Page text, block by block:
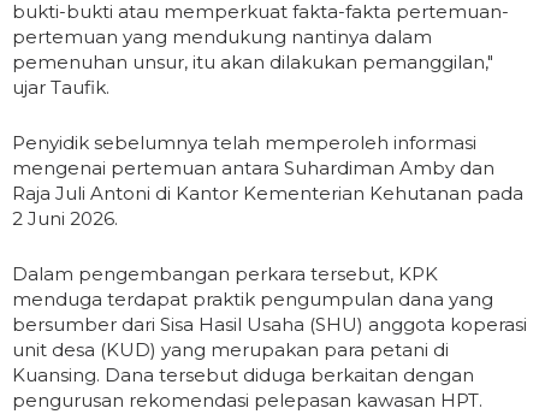
bukti-bukti atau memperkuat fakta-fakta pertemuan-
pertemuan yang mendukung nantinya dalam
pemenuhan unsur, itu akan dilakukan pemanggilan,"
ujar Taufik.
Penyidik sebelumnya telah memperoleh informasi
mengenai pertemuan antara Suhardiman Amby dan
Raja Juli Antoni di Kantor Kementerian Kehutanan pada
2 Juni 2026.
Dalam pengembangan perkara tersebut, KPK
menduga terdapat praktik pengumpulan dana yang
bersumber dari Sisa Hasil Usaha (SHU) anggota koperasi
unit desa (KUD) yang merupakan para petani di
Kuansing. Dana tersebut diduga berkaitan dengan
pengurusan rekomendasi pelepasan kawasan HPT.